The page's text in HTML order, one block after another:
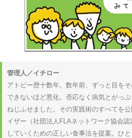
管理人／イチロー
アトピー歴十数年。数年前、ずっと目を
できないほど悪化。否応なく病気とがっ
ねじふせました。その実践術のすべてを
イザー（社団法人FLAネットワーク協会
していくための正しい食事法を提案。ひ